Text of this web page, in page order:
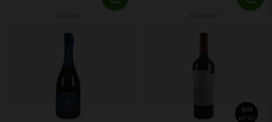
SKLADOM SKLADOM
90
RP WA